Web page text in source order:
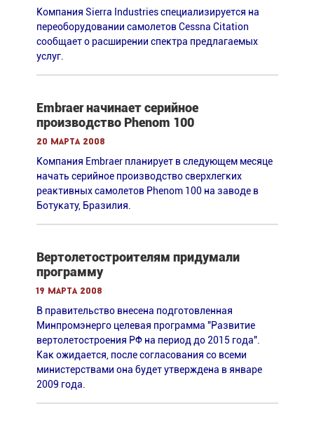
Компания Sierra Industries специализируется на
переоборудовании самолетов Cessna Citation
сообщает о расширении спектра предлагаемых
услуг.
Embraer начинает серийное
производство Phenom 100
20 марта 2008
Компания Embraer планирует в следующем месяце
начать серийное производство сверхлегких
реактивных самолетов Phenom 100 на заводе в
Ботукату, Бразилия.
Вертолетостроителям придумали
программу
19 марта 2008
В правительство внесена подготовленная
Минпромэнерго целевая программа "Развитие
вертолетостроения РФ на период до 2015 года".
Как ожидается, после согласования со всеми
министерствами она будет утверждена в январе
2009 года.